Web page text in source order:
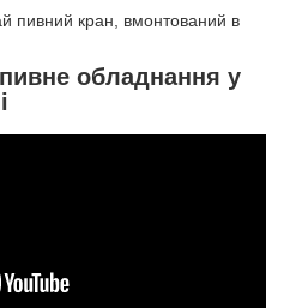
пивний кран, вмонтований в
пивне обладнання у